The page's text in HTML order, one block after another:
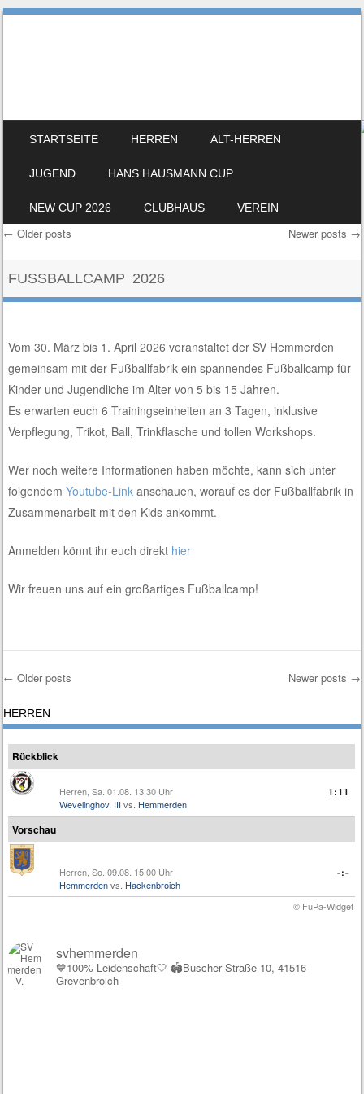
STARTSEITE HERREN ALT-HERREN
JUGEND HANS HAUSMANN CUP
NEW CUP 2026 CLUBHAUS VEREIN
Post navigation
← Older posts Newer posts →
FUSSBALLCAMP 2026
Vom 30. März bis 1. April 2026 veranstaltet der SV Hemmerden
gemeinsam mit der Fußballfabrik ein spannendes Fußballcamp für
Kinder und Jugendliche im Alter von 5 bis 15 Jahren.
Es erwarten euch 6 Trainingseinheiten an 3 Tagen, inklusive
Verpflegung, Trikot, Ball, Trinkflasche und tollen Workshops.
Wer noch weitere Informationen haben möchte, kann sich unter
folgendemYoutube-Link anschauen, worauf es der Fußballfabrik in
Zusammenarbeit mit den Kids ankommt.
Anmelden könnt ihr euch direkt hier
Wir freuen uns auf ein großartiges Fußballcamp!
Post navigation
← Older posts Newer posts →
HERREN
Rückblick
Herren, Sa. 01.08. 13:30 Uhr
Wevelinghov. IIIvs. Hemmerden
1:11
Vorschau
Herren, So. 09.08. 15:00 Uhr
Hemmerdenvs. Hackenbroich
-:-
© FuPa-Widget
svhemmerden
💙100% Leidenschaft🤍 🏟️Buscher Straße 10, 41516
Grevenbroich